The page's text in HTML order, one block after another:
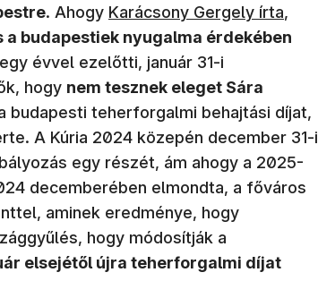
. Ahogy (új ablakban nyílik meg)
Karácsony Gergely írta,
a budapestiek nyugalma érdekében
évvel ezelőtti, január 31-i
hogy nem tesznek eleget Sára
budapesti teherforgalmi behajtási díjat,
A Kúria 2024 közepén december 31-i
egy részét, ám ahogy a 2025-
decemberében elmondta, a főváros
aminek eredménye, hogy
hogy módosítják a
elsejétől újra teherforgalmi díjat